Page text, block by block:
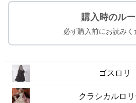
購入時のル
必ず購入前にお読みく
ゴスロリ
クラシカルロ